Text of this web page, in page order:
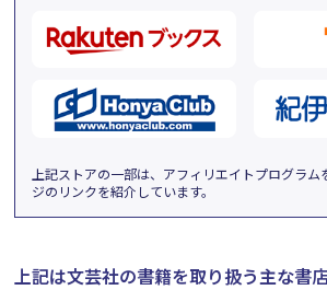
上記ストアの一部は、アフィリエイトプログラム
ジのリンクを紹介しています。
上記は文芸社の書籍を取り扱う主な書